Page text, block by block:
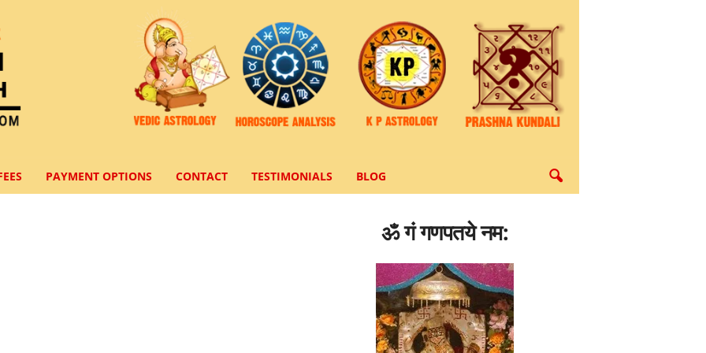
PAYMENT OPTIONS CONTACT TESTIMONIALS BLOG
ॐ गं गणपतये नम: